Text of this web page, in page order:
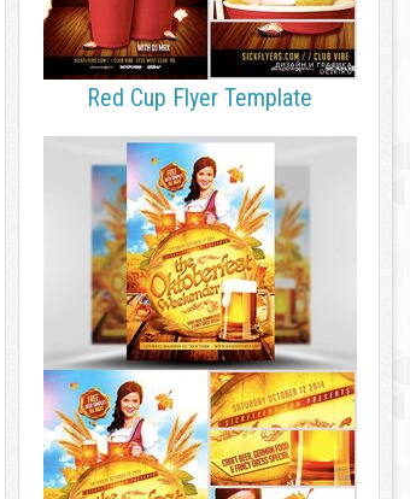
Red Cup Flyer Template